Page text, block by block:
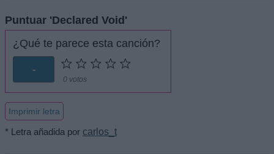
Puntuar 'Declared Void'
¿Qué te parece esta canción?
-
0 votos
Imprimir letra
* Letra añadida por carlos_t